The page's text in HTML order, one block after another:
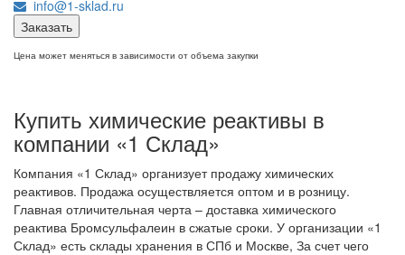
info@1-sklad.ru
Заказать
Цена может меняться в зависимости от объема закупки
Купить химические реактивы в
компании «1 Склад»
Компания «1 Склад» организует продажу химических
реактивов. Продажа осуществляется оптом и в розницу.
Главная отличительная черта – доставка химического
реактива Бромсульфалеин в сжатые сроки. У организации «1
Склад» есть склады хранения в СПб и Москве, За счет чего